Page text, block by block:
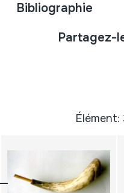
Bibliographie
Partagez-
Élément: